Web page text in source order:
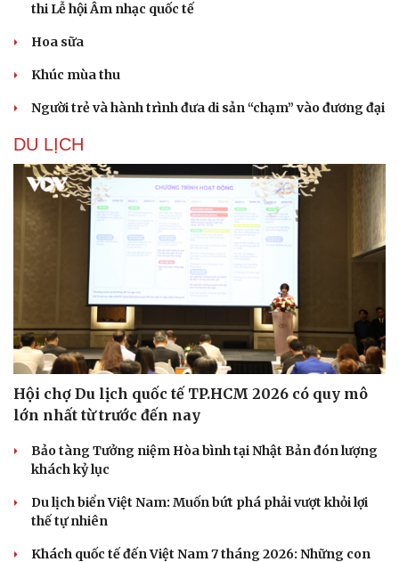
Sân khấu - Điện ảnh
Văn học
Di sản
thi Lễ hội Âm nhạc quốc tế
Hoa sữa
Khúc mùa thu
Người trẻ và hành trình đưa di sản “chạm” vào đương đại
DU LỊCH
Hội chợ Du lịch quốc tế TP.HCM 2026 có quy mô
lớn nhất từ trước đến nay
Bảo tàng Tưởng niệm Hòa bình tại Nhật Bản đón lượng
khách kỷ lục
Du lịch biển Việt Nam: Muốn bứt phá phải vượt khỏi lợi
thế tự nhiên
Khách quốc tế đến Việt Nam 7 tháng 2026: Những con